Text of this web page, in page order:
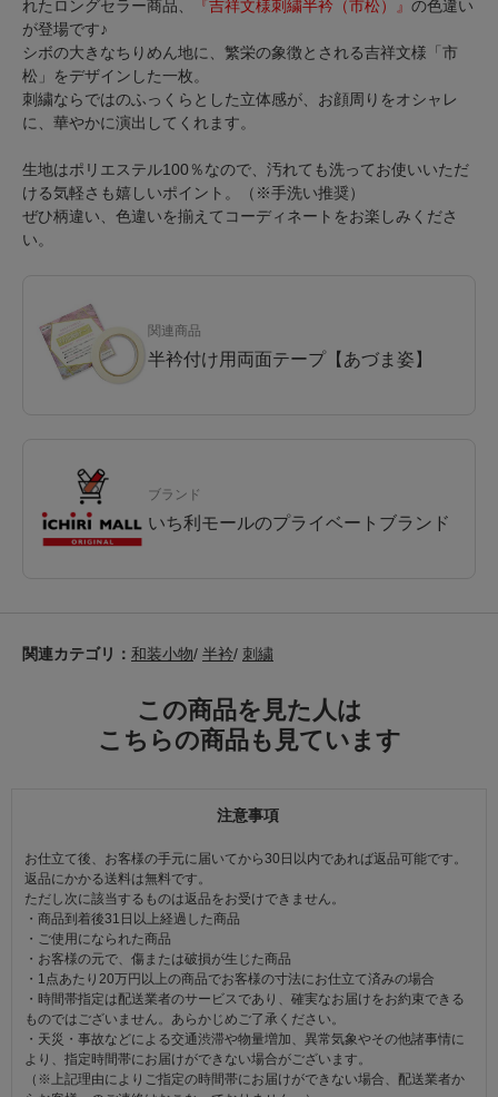
れたロングセラー商品、
『吉祥文様刺繍半衿（市松）』 の色違い
が登場です♪
シボの大きなちりめん地に、繁栄の象徴とされる吉祥文様「市
松」をデザインした一枚。
刺繍ならではのふっくらとした立体感が、お顔周りをオシャレ
に、華やかに演出してくれます。
生地はポリエステル100％なので、汚れても洗ってお使いいただ
ける気軽さも嬉しいポイント。（※手洗い推奨）
ぜひ柄違い、色違いを揃えてコーディネートをお楽しみくださ
い。
関連商品
半衿付け用両面テープ【あづま姿】
ブランド
いち利モールのプライベートブランド
関連カテゴリ： 和装小物/ 半衿/ 刺繍
この商品を見た人は
こちらの商品も見ています
注意事項
お仕立て後、お客様の手元に届いてから30日以内であれば返品可能です。
返品にかかる送料は無料です。
ただし次に該当するものは返品をお受けできません。
・商品到着後31日以上経過した商品
・ご使用になられた商品
・お客様の元で、傷または破損が生じた商品
・1点あたり20万円以上の商品でお客様の寸法にお仕立て済みの場合
・時間帯指定は配送業者のサービスであり、確実なお届けをお約束できる
ものではございません。あらかじめご了承ください。
・天災・事故などによる交通渋滞や物量増加、異常気象やその他諸事情に
より、指定時間帯にお届けができない場合がございます。
（※上記理由によりご指定の時間帯にお届けができない場合、配送業者か